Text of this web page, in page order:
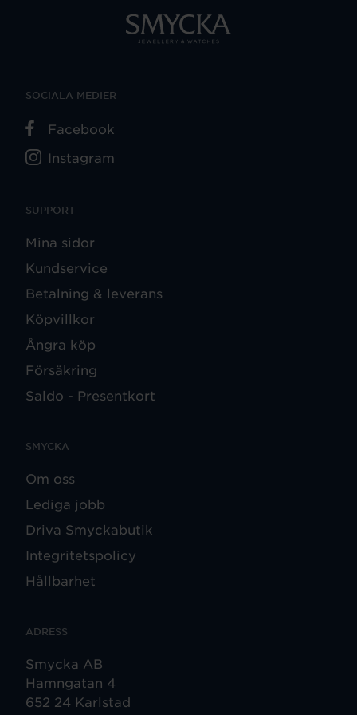
SUPPORT
Mina sidor
Kundservice
Betalning & leverans
Köpvillkor
Ångra köp
Försäkring
Saldo - Presentkort
SMYCKA
Om oss
Lediga jobb
Driva Smyckabutik
Integritetspolicy
Hållbarhet
ADRESS
Smycka AB
Hamngatan 4
652 24 Karlstad
SOCIALA MEDIER
Facebook
Instagram